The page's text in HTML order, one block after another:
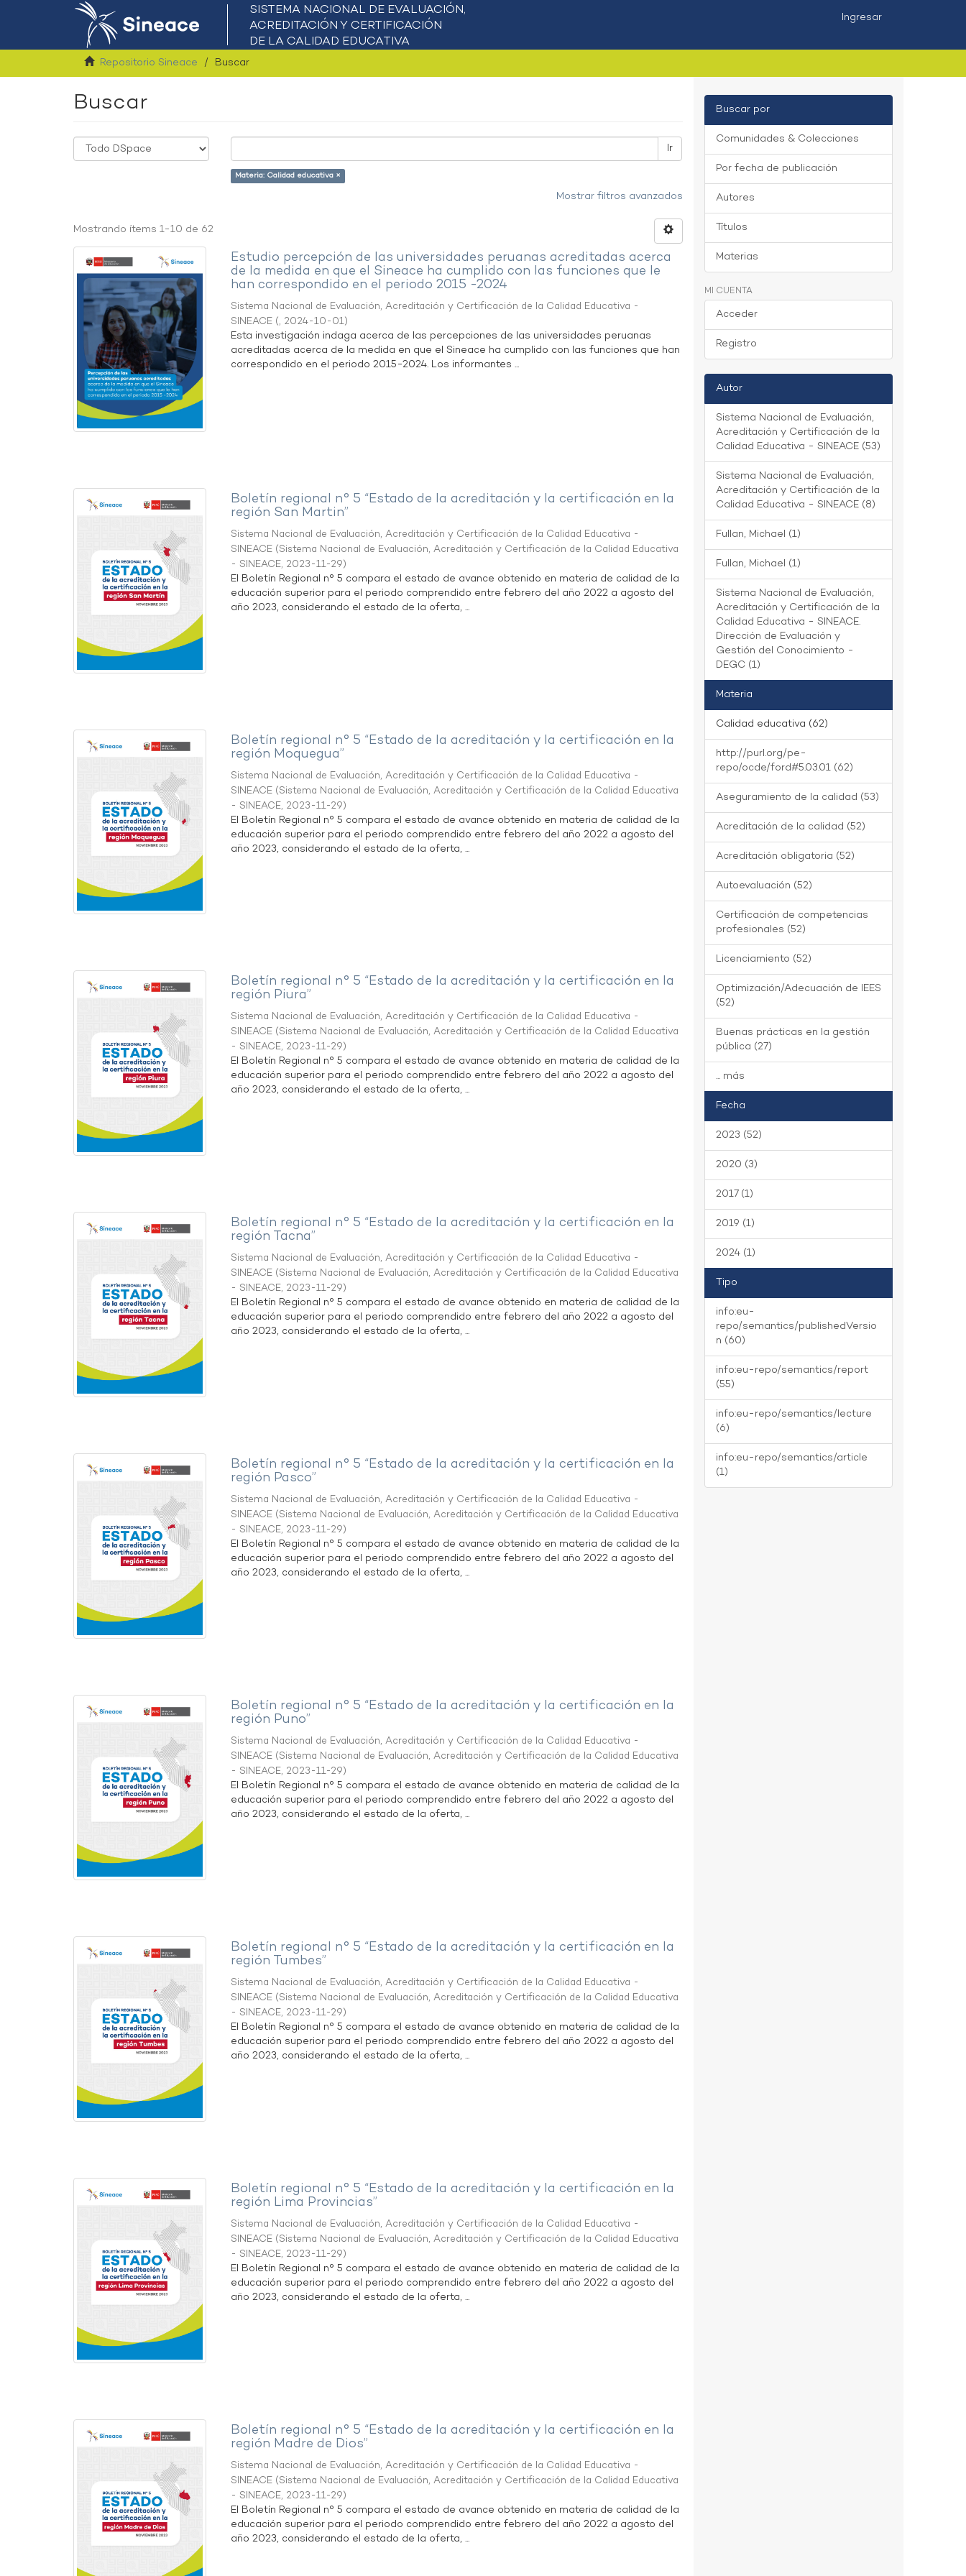
Ingresar
Repositorio Sineace Buscar
Buscar
Ir
Materia: Calidad educativa ×
Mostrar filtros avanzados
Mostrando ítems 1-10 de 62
Estudio percepción de las universidades peruanas acreditadas acerca
de la medida en que el Sineace ha cumplido con las funciones que le
han correspondido en el periodo 2015 -2024
Sistema Nacional de Evaluación, Acreditación y Certificación de la Calidad Educativa -
SINEACE (, 2024-10-01)
Esta investigación indaga acerca de las percepciones de las universidades peruanas
acreditadas acerca de la medida en que el Sineace ha cumplido con las funciones que han
correspondido en el periodo 2015-2024. Los informantes ...
Boletín regional n° 5 “Estado de la acreditación y la certificación en la
región San Martin”
Sistema Nacional de Evaluación, Acreditación y Certificación de la Calidad Educativa -
SINEACE (Sistema Nacional de Evaluación, Acreditación y Certificación de la Calidad Educativa
- SINEACE, 2023-11-29)
El Boletín Regional n° 5 compara el estado de avance obtenido en materia de calidad de la
educación superior para el periodo comprendido entre febrero del año 2022 a agosto del
año 2023, considerando el estado de la oferta, ...
Boletín regional n° 5 “Estado de la acreditación y la certificación en la
región Moquegua”
Sistema Nacional de Evaluación, Acreditación y Certificación de la Calidad Educativa -
SINEACE (Sistema Nacional de Evaluación, Acreditación y Certificación de la Calidad Educativa
- SINEACE, 2023-11-29)
El Boletín Regional n° 5 compara el estado de avance obtenido en materia de calidad de la
educación superior para el periodo comprendido entre febrero del año 2022 a agosto del
año 2023, considerando el estado de la oferta, ...
Boletín regional n° 5 “Estado de la acreditación y la certificación en la
región Piura”
Sistema Nacional de Evaluación, Acreditación y Certificación de la Calidad Educativa -
SINEACE (Sistema Nacional de Evaluación, Acreditación y Certificación de la Calidad Educativa
- SINEACE, 2023-11-29)
El Boletín Regional n° 5 compara el estado de avance obtenido en materia de calidad de la
educación superior para el periodo comprendido entre febrero del año 2022 a agosto del
año 2023, considerando el estado de la oferta, ...
Boletín regional n° 5 “Estado de la acreditación y la certificación en la
región Tacna”
Sistema Nacional de Evaluación, Acreditación y Certificación de la Calidad Educativa -
SINEACE (Sistema Nacional de Evaluación, Acreditación y Certificación de la Calidad Educativa
- SINEACE, 2023-11-29)
El Boletín Regional n° 5 compara el estado de avance obtenido en materia de calidad de la
educación superior para el periodo comprendido entre febrero del año 2022 a agosto del
año 2023, considerando el estado de la oferta, ...
Boletín regional n° 5 “Estado de la acreditación y la certificación en la
región Pasco”
Sistema Nacional de Evaluación, Acreditación y Certificación de la Calidad Educativa -
SINEACE (Sistema Nacional de Evaluación, Acreditación y Certificación de la Calidad Educativa
- SINEACE, 2023-11-29)
El Boletín Regional n° 5 compara el estado de avance obtenido en materia de calidad de la
educación superior para el periodo comprendido entre febrero del año 2022 a agosto del
año 2023, considerando el estado de la oferta, ...
Boletín regional n° 5 “Estado de la acreditación y la certificación en la
región Puno”
Sistema Nacional de Evaluación, Acreditación y Certificación de la Calidad Educativa -
SINEACE (Sistema Nacional de Evaluación, Acreditación y Certificación de la Calidad Educativa
- SINEACE, 2023-11-29)
El Boletín Regional n° 5 compara el estado de avance obtenido en materia de calidad de la
educación superior para el periodo comprendido entre febrero del año 2022 a agosto del
año 2023, considerando el estado de la oferta, ...
Boletín regional n° 5 “Estado de la acreditación y la certificación en la
región Tumbes”
Sistema Nacional de Evaluación, Acreditación y Certificación de la Calidad Educativa -
SINEACE (Sistema Nacional de Evaluación, Acreditación y Certificación de la Calidad Educativa
- SINEACE, 2023-11-29)
El Boletín Regional n° 5 compara el estado de avance obtenido en materia de calidad de la
educación superior para el periodo comprendido entre febrero del año 2022 a agosto del
año 2023, considerando el estado de la oferta, ...
Boletín regional n° 5 “Estado de la acreditación y la certificación en la
región Lima Provincias”
Sistema Nacional de Evaluación, Acreditación y Certificación de la Calidad Educativa -
SINEACE (Sistema Nacional de Evaluación, Acreditación y Certificación de la Calidad Educativa
- SINEACE, 2023-11-29)
El Boletín Regional n° 5 compara el estado de avance obtenido en materia de calidad de la
educación superior para el periodo comprendido entre febrero del año 2022 a agosto del
año 2023, considerando el estado de la oferta, ...
Boletín regional n° 5 “Estado de la acreditación y la certificación en la
región Madre de Dios”
Sistema Nacional de Evaluación, Acreditación y Certificación de la Calidad Educativa -
SINEACE (Sistema Nacional de Evaluación, Acreditación y Certificación de la Calidad Educativa
- SINEACE, 2023-11-29)
El Boletín Regional n° 5 compara el estado de avance obtenido en materia de calidad de la
educación superior para el periodo comprendido entre febrero del año 2022 a agosto del
año 2023, considerando el estado de la oferta, ...
Buscar por
Comunidades & Colecciones
Por fecha de publicación
Autores
Títulos
Materias
MI CUENTA
Acceder
Registro
Autor
Sistema Nacional de Evaluación,
Acreditación y Certificación de la
Calidad Educativa - SINEACE (53)
Sistema Nacional de Evaluación,
Acreditación y Certificación de la
Calidad Educativa - SINEACE (8)
Fullan, Michael (1)
Fullan, Michael (1)
Sistema Nacional de Evaluación,
Acreditación y Certificación de la
Calidad Educativa - SINEACE.
Dirección de Evaluación y
Gestión del Conocimiento -
DEGC (1)
Materia
Calidad educativa (62)
http://purl.org/pe-
repo/ocde/ford#5.03.01 (62)
Aseguramiento de la calidad (53)
Acreditación de la calidad (52)
Acreditación obligatoria (52)
Autoevaluación (52)
Certificación de competencias
profesionales (52)
Licenciamiento (52)
Optimización/Adecuación de IEES
(52)
Buenas prácticas en la gestión
pública (27)
... más
Fecha
2023 (52)
2020 (3)
2017 (1)
2019 (1)
2024 (1)
Tipo
info:eu-
repo/semantics/publishedVersio
n (60)
info:eu-repo/semantics/report
(55)
info:eu-repo/semantics/lecture
(6)
info:eu-repo/semantics/article
(1)